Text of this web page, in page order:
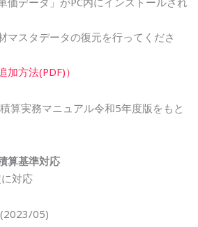
マスタデータの復元を行ってくださ
加方法(PDF)）
算実務マニュアル令和5年度版をもと
算基準対応
対応
(2023/05)